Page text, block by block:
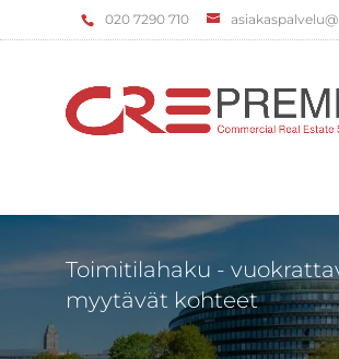
‌020 7290 710
Toimitilahaku -
myytävät kohteet